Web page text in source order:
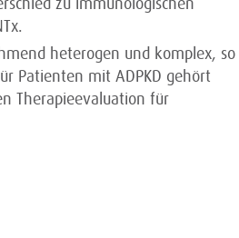
zu immunologischen
heterogen und komplex, so
Patienten mit ADPKD gehört
Therapieevaluation für